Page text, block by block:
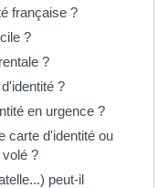
française ?
?
?
?
en urgence ?
carte d'identité ou
?
peut-il